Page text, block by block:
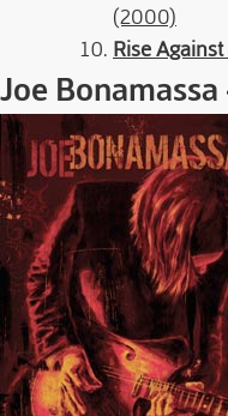
(2000)
Rise Against
Joe Bonamassa